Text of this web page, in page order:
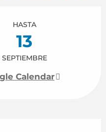
HASTA
13
SEPTIEMBRE
Calendar